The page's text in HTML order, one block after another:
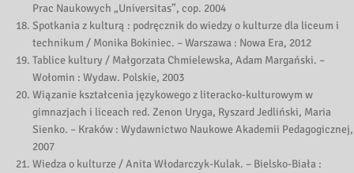
Prac Naukowych „Universitas”, cop. 2004
Spotkania z kulturą : podręcznik do wiedzy o kulturze dla liceum i
technikum / Monika Bokiniec. – Warszawa : Nowa Era, 2012
Tablice kultury / Małgorzata Chmielewska, Adam Margański. –
Wołomin : Wydaw. Polskie, 2003
Wiązanie kształcenia językowego z literacko-kulturowym w
gimnazjach i liceach red. Zenon Uryga, Ryszard Jedliński, Maria
Sienko. – Kraków : Wydawnictwo Naukowe Akademii Pedagogicznej,
2007
Wiedza o kulturze / Anita Włodarczyk-Kulak. – Bielsko-Biała :